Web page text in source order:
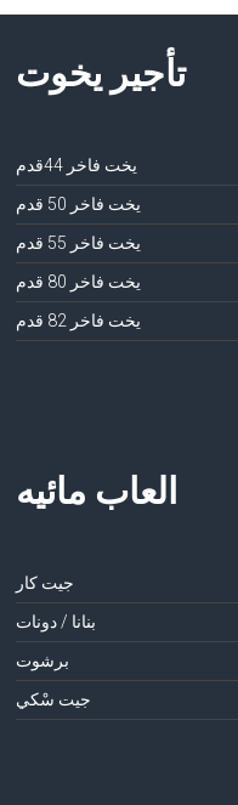
تأجير يخوت
يخت فاخر 44قدم
يخت فاخر 50 قدم
يخت فاخر 55 قدم
يخت فاخر 80 قدم
يخت فاخر 82 قدم
العاب مائيه
جيت كار
بنانا / دونات
برشوت
جيت سْكي